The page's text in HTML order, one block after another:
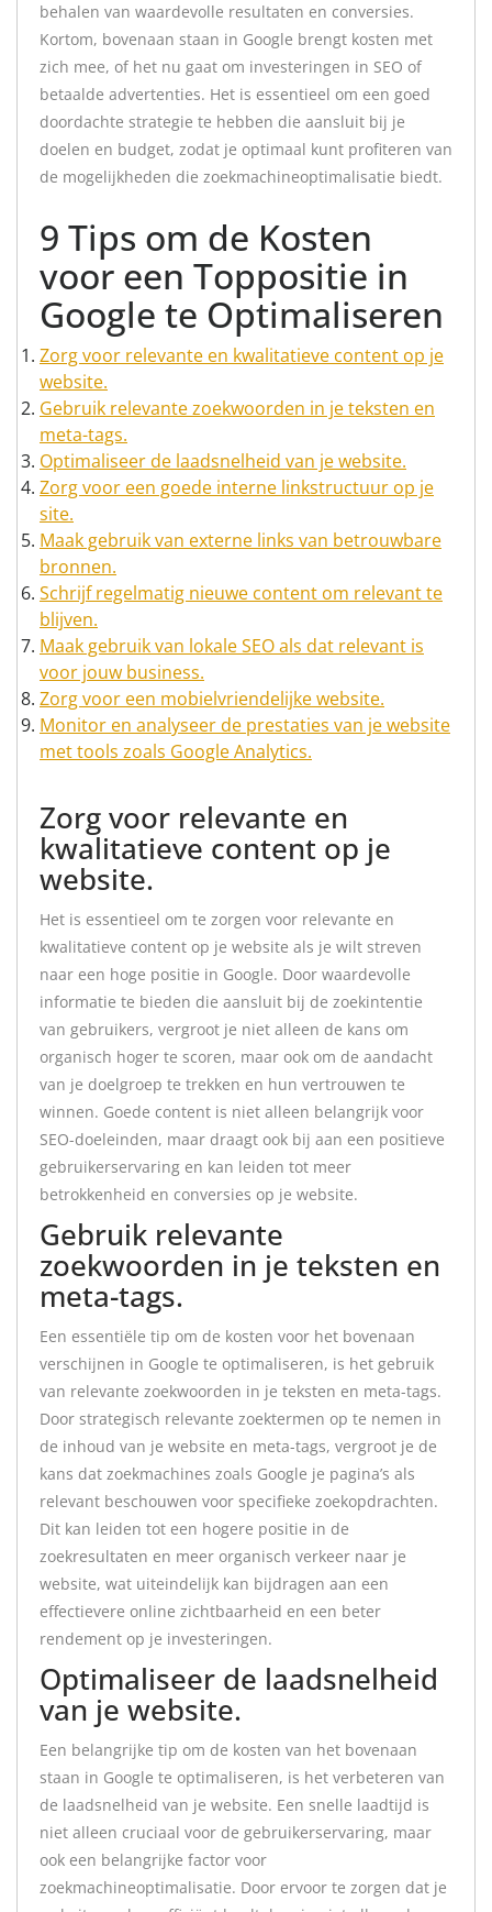
behalen van waardevolle resultaten en conversies.
Kortom, bovenaan staan in Google brengt kosten met
zich mee, of het nu gaat om investeringen in SEO of
betaalde advertenties. Het is essentieel om een goed
doordachte strategie te hebben die aansluit bij je
doelen en budget, zodat je optimaal kunt profiteren van
de mogelijkheden die zoekmachineoptimalisatie biedt.
9 Tips om de Kosten
voor een Toppositie in
Google te Optimaliseren
Zorg voor relevante en kwalitatieve content op je
website.
Gebruik relevante zoekwoorden in je teksten en
meta-tags.
Optimaliseer de laadsnelheid van je website.
Zorg voor een goede interne linkstructuur op je
site.
Maak gebruik van externe links van betrouwbare
bronnen.
Schrijf regelmatig nieuwe content om relevant te
blijven.
Maak gebruik van lokale SEO als dat relevant is
voor jouw business.
Zorg voor een mobielvriendelijke website.
Monitor en analyseer de prestaties van je website
met tools zoals Google Analytics.
Zorg voor relevante en
kwalitatieve content op je
website.
Het is essentieel om te zorgen voor relevante en
kwalitatieve content op je website als je wilt streven
naar een hoge positie in Google. Door waardevolle
informatie te bieden die aansluit bij de zoekintentie
van gebruikers, vergroot je niet alleen de kans om
organisch hoger te scoren, maar ook om de aandacht
van je doelgroep te trekken en hun vertrouwen te
winnen. Goede content is niet alleen belangrijk voor
SEO-doeleinden, maar draagt ook bij aan een positieve
gebruikerservaring en kan leiden tot meer
betrokkenheid en conversies op je website.
Gebruik relevante
zoekwoorden in je teksten en
meta-tags.
Een essentiële tip om de kosten voor het bovenaan
verschijnen in Google te optimaliseren, is het gebruik
van relevante zoekwoorden in je teksten en meta-tags.
Door strategisch relevante zoektermen op te nemen in
de inhoud van je website en meta-tags, vergroot je de
kans dat zoekmachines zoals Google je pagina’s als
relevant beschouwen voor specifieke zoekopdrachten.
Dit kan leiden tot een hogere positie in de
zoekresultaten en meer organisch verkeer naar je
website, wat uiteindelijk kan bijdragen aan een
effectievere online zichtbaarheid en een beter
rendement op je investeringen.
Optimaliseer de laadsnelheid
van je website.
Een belangrijke tip om de kosten van het bovenaan
staan in Google te optimaliseren, is het verbeteren van
de laadsnelheid van je website. Een snelle laadtijd is
niet alleen cruciaal voor de gebruikerservaring, maar
ook een belangrijke factor voor
zoekmachineoptimalisatie. Door ervoor te zorgen dat je